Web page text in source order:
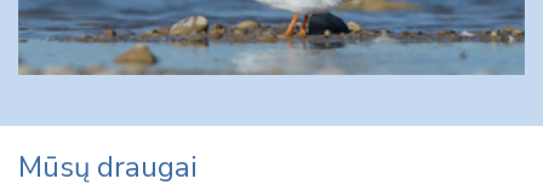
Mūsų draugai